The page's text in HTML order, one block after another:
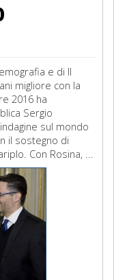
e di Il
migliore con la
2016 ha
Sergio
sul mondo
il sostegno di
Con Rosina, ...